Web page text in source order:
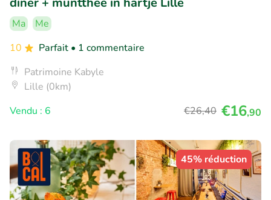
Ma
Me
10
Parfait • 1 commentaire
Patrimoine Kabyle
Lille (0km)
Vendu : 6
€26,40 €16,90
45% réduction